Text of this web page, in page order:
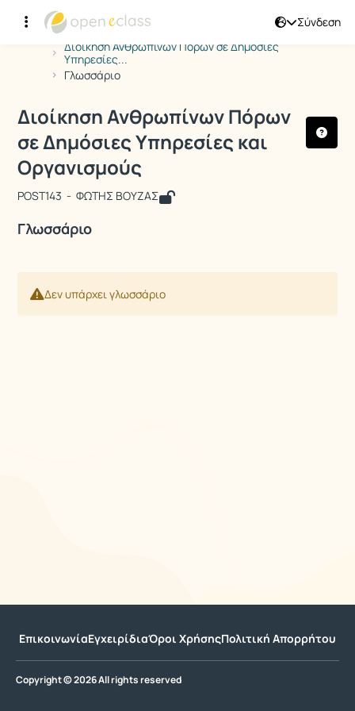
Σύνδεση
Αρχική Σελίδα
Διοίκηση Ανθρωπίνων Πόρων σε Δημόσιες
Υπηρεσίες...
Γλωσσάριο
Μάθημα : Διοίκηση Ανθρωπίνων
Κωδικός : POST143
Διοίκηση Ανθρωπίνων Πόρων
σε Δημόσιες Υπηρεσίες και
Οργανισμούς
POST143 - ΦΩΤΗΣ ΒΟΥΖΑΣ
Γλωσσάριο
Δεν υπάρχει γλωσσάριο
ΕπικοινωνίαΕγχειρίδιαΌροι ΧρήσηςΠολιτική Απορρήτου
Copyright © 2026 All rights reserved